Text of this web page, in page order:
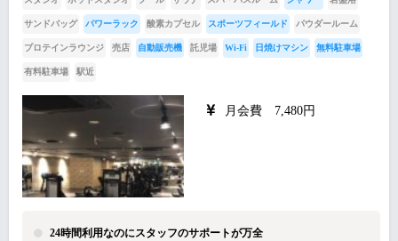
サンドバッグ パワーラック 酸素カプセル スポーツフィールド パウダールーム
プロテインラウンジ 売店 自動販売機 託児場 Wi-Fi 日焼けマシン 無料駐車場
有料駐車場 駅近
月会費 7,480円
24時間利用なのにスタッフのサポートが万全